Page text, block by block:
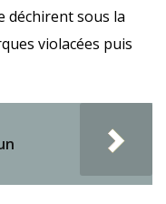
déchirent sous la
violacées puis